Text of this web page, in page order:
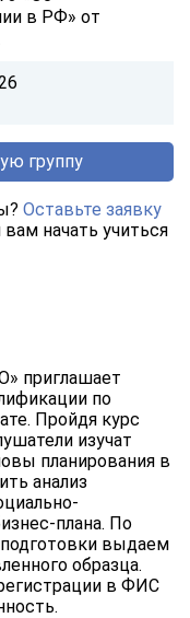
в РФ» от
группу
Оставьте заявку
начать учиться
приглашает
по
Пройдя курс
изучат
планирования в
анализ
плана. По
выдаем
образца.
в ФИС